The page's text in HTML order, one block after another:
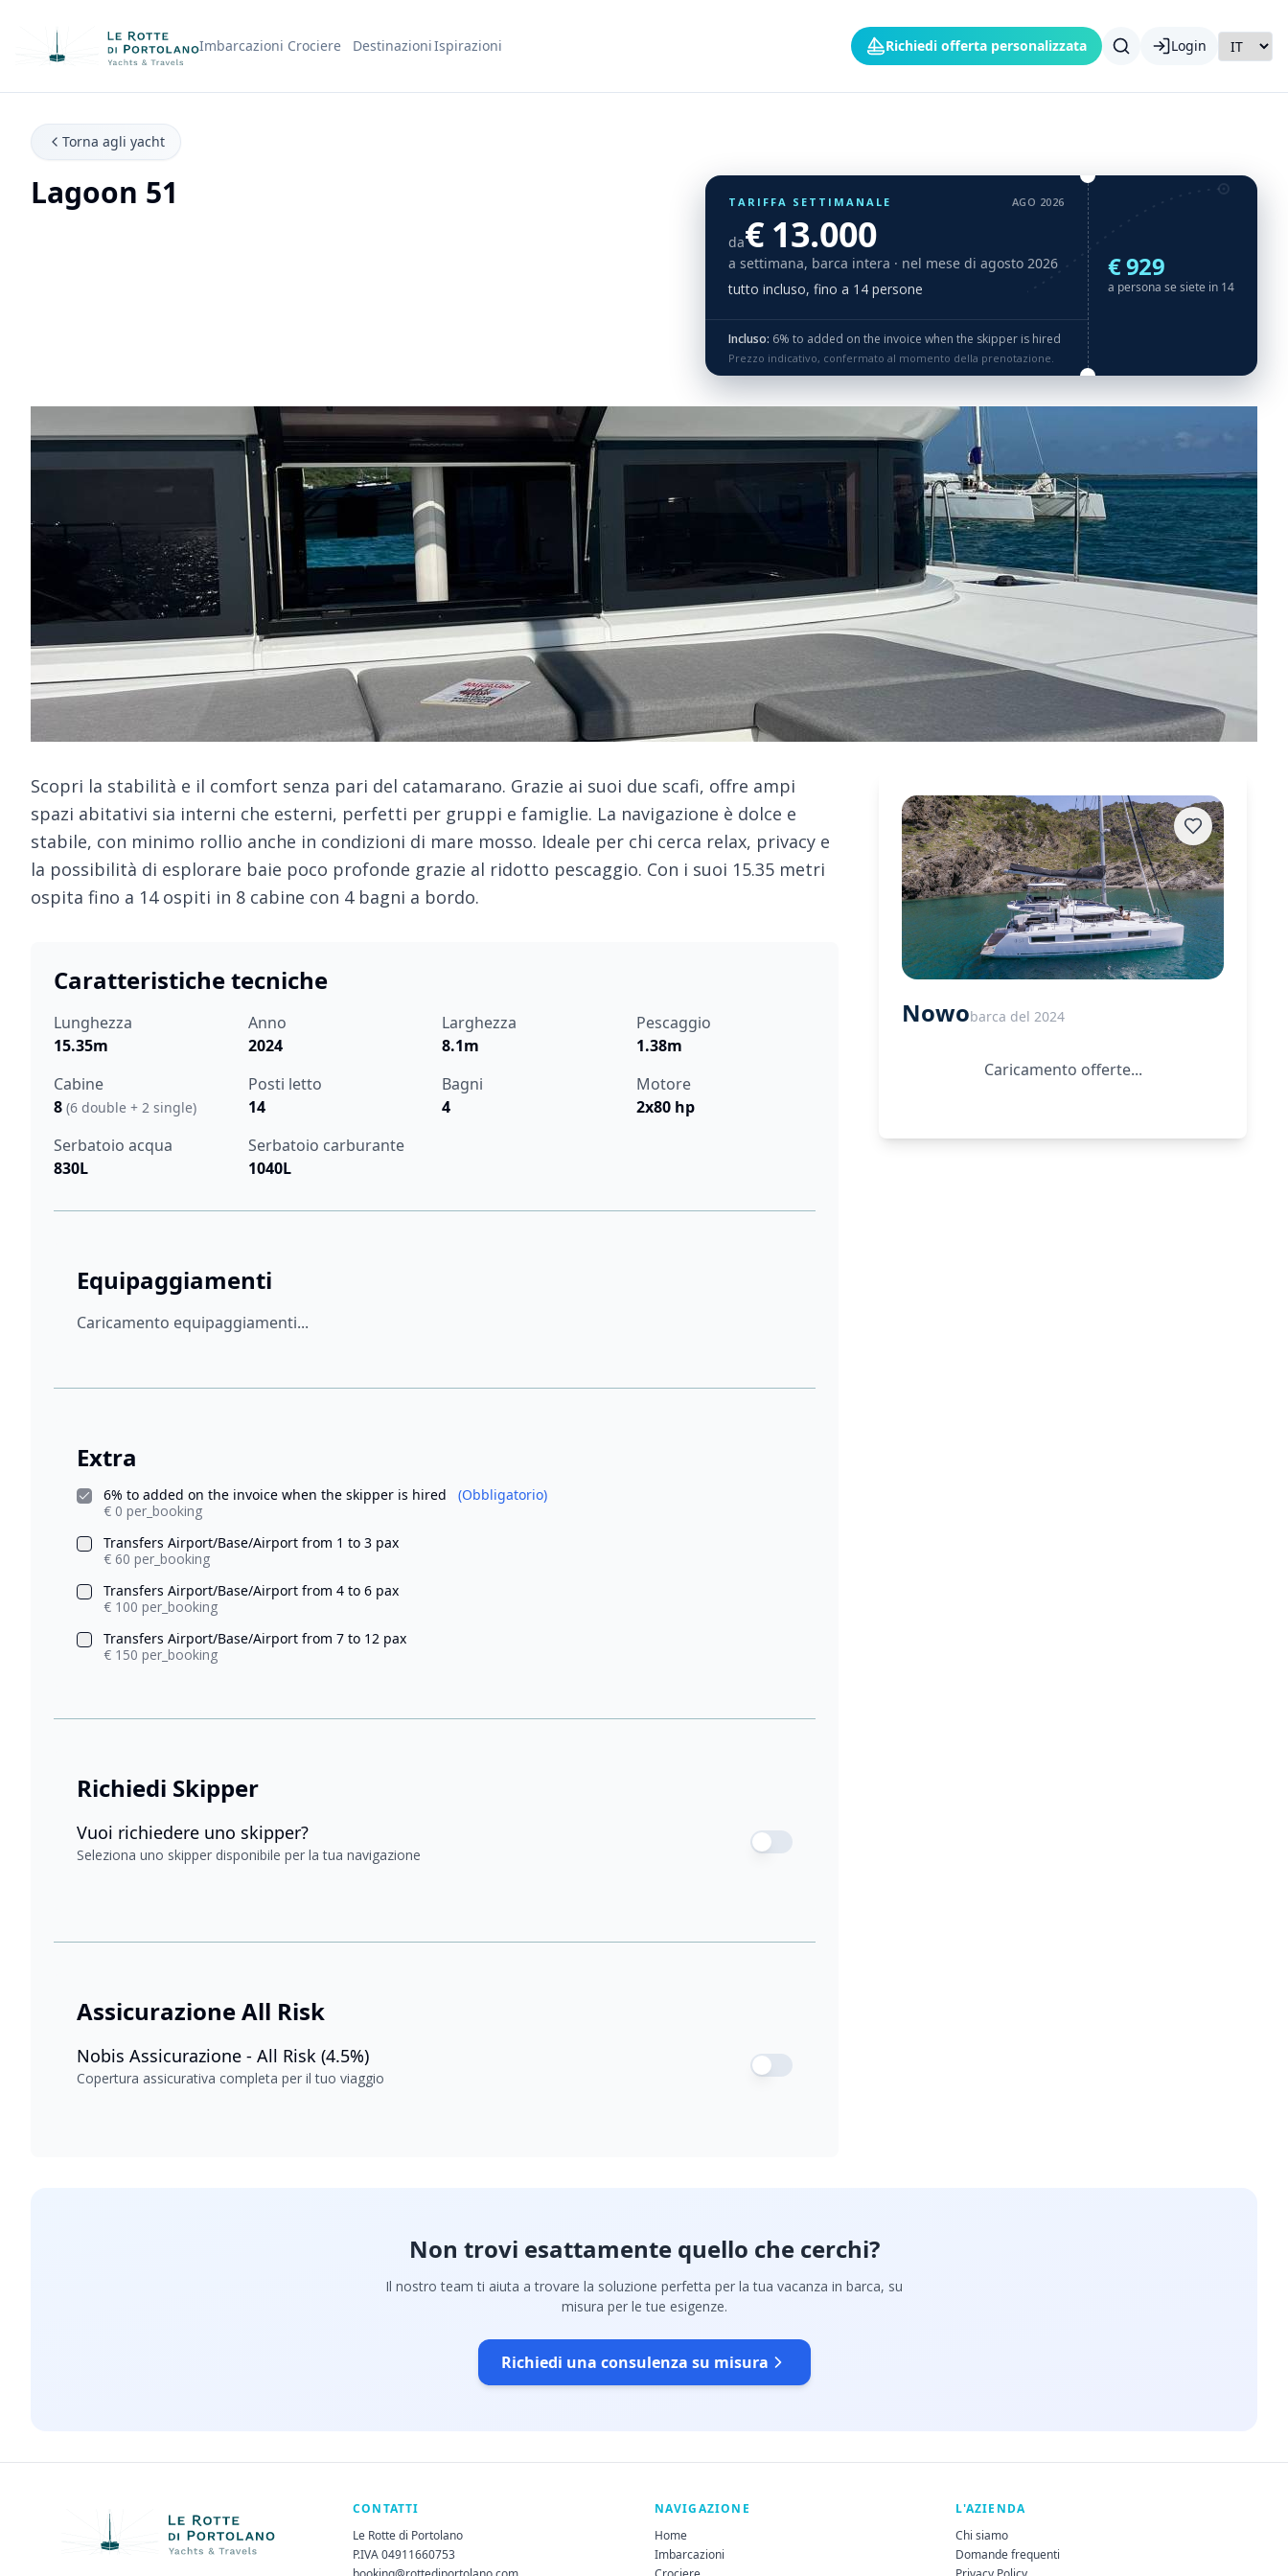
Nome Azienda Imbarcazioni Crociere DestinazioniIspirazioni Richiedi offerta personalizzata Login
Torna agli yacht
Lagoon 51 TARIFFA SETTIMANALE AGO 2026
da€ 13.000
a settimana, barca intera · nel mese di agosto 2026
tutto incluso, fino a 14 persone
Incluso: 6% to added on the invoice when the skipper is hired
Prezzo indicativo, confermato al momento della prenotazione.
€ 929
a persona se siete in 14
Scopri la stabilità e il comfort senza pari del catamarano. Grazie ai suoi due scafi, offre ampi
spazi abitativi sia interni che esterni, perfetti per gruppi e famiglie. La navigazione è dolce e
stabile, con minimo rollio anche in condizioni di mare mosso. Ideale per chi cerca relax, privacy e
la possibilità di esplorare baie poco profonde grazie al ridotto pescaggio. Con i suoi 15.35 metri
ospita fino a 14 ospiti in 8 cabine con 4 bagni a bordo.
Caratteristiche tecniche
Lunghezza
15.35m
Anno
2024
Larghezza
8.1m
Pescaggio
1.38m
Cabine
8 (6 double + 2 single)
Posti letto
14
Bagni
4
Motore
2x80 hp
Serbatoio acqua
830L
Serbatoio carburante
1040L
Equipaggiamenti
Caricamento equipaggiamenti...
Extra
6% to added on the invoice when the skipper is hired
(Obbligatorio)
€ 0 per_booking
Transfers Airport/Base/Airport from 1 to 3 pax
€ 60 per_booking
Transfers Airport/Base/Airport from 4 to 6 pax
€ 100 per_booking
Transfers Airport/Base/Airport from 7 to 12 pax
€ 150 per_booking
Richiedi Skipper
Vuoi richiedere uno skipper?
Seleziona uno skipper disponibile per la tua navigazione
Assicurazione All Risk
Nobis Assicurazione - All Risk (4.5%)
Copertura assicurativa completa per il tuo viaggio
Nowobarca del 2024
Caricamento offerte...
Non trovi esattamente quello che cerchi?
Il nostro team ti aiuta a trovare la soluzione perfetta per la tua vacanza in barca, su
misura per le tue esigenze.
Richiedi una consulenza su misura
CONTATTI
Le Rotte di Portolano
P.IVA 04911660753
NAVIGAZIONE
Home
Imbarcazioni
L'AZIENDA
Chi siamo
Domande frequenti